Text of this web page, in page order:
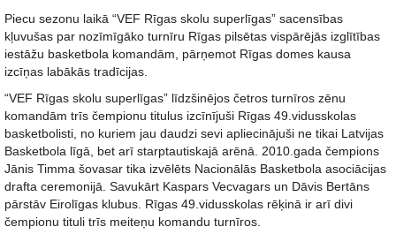
Piecu sezonu laikā “VEF Rīgas skolu superlīgas” sacensības
kļuvušas par nozīmīgāko turnīru Rīgas pilsētas vispārējās izglītības
iestāžu basketbola komandām, pārņemot Rīgas domes kausa
izcīņas labākās tradīcijas.
“VEF Rīgas skolu superlīgas” līdzšinējos četros turnīros zēnu
komandām trīs čempionu titulus izcīnījuši Rīgas 49.vidusskolas
basketbolisti, no kuriem jau daudzi sevi apliecinājuši ne tikai Latvijas
Basketbola līgā, bet arī starptautiskajā arēnā. 2010.gada čempions
Jānis Timma šovasar tika izvēlēts Nacionālās Basketbola asociācijas
drafta ceremonijā. Savukārt Kaspars Vecvagars un Dāvis Bertāns
pārstāv Eirolīgas klubus. Rīgas 49.vidusskolas rēķinā ir arī divi
čempionu tituli trīs meiteņu komandu turnīros.